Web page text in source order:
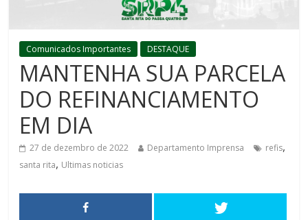
Comunicados Importantes DESTAQUE
MANTENHA SUA PARCELA
DO REFINANCIAMENTO
EM DIA
27 de dezembro de 2022 Departamento Imprensa refis,
santa rita, Ultimas noticias